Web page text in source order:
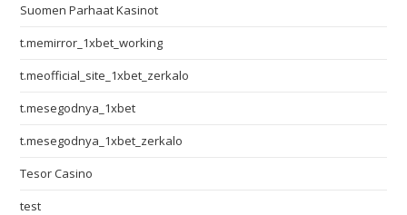
Suomen Parhaat Kasinot
t.memirror_1xbet_working
t.meofficial_site_1xbet_zerkalo
t.mesegodnya_1xbet
t.mesegodnya_1xbet_zerkalo
Tesor Casino
test